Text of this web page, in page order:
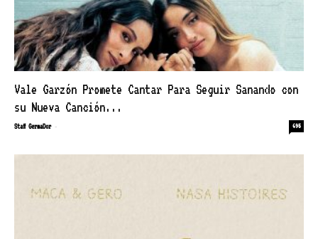
Vale Garzón Promete Cantar Para Seguir Sanando con
su Nueva Canción...
Staff GermaDor - 695